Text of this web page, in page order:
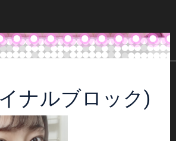
ナルブロック)